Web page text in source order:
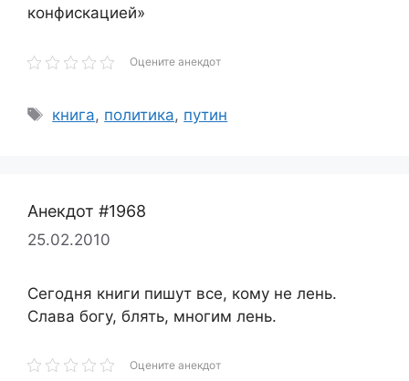
конфискацией»
Оцените анекдот
Метки
книга, политика, путин
Анекдот #1968
25.02.2010
Сегодня книги пишут все, кому не лень.
Слава богу, блять, многим лень.
Оцените анекдот